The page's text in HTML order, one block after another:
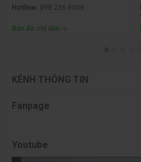
Black
Hotline: 098.236.8008
Bản đồ chỉ dẫn
KÊNH THÔNG TIN
Fanpage
Youtube